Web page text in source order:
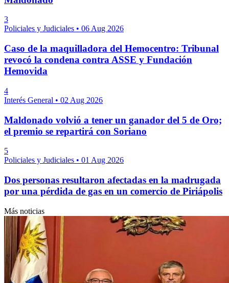
3
Policiales y Judiciales • 06 Aug 2026
Caso de la maquilladora del Hemocentro: Tribunal
revocó la condena contra ASSE y Fundación
Hemovida
4
Interés General • 02 Aug 2026
Maldonado volvió a tener un ganador del 5 de Oro;
el premio se repartirá con Soriano
5
Policiales y Judiciales • 01 Aug 2026
Dos personas resultaron afectadas en la madrugada
por una pérdida de gas en un comercio de Piriápolis
Más noticias